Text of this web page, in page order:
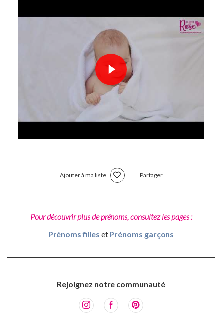
Ajouter à ma liste Partager
Pour découvrir plus de prénoms, consultez les pages :
Prénoms filles et Prénoms garçons
Rejoignez notre communauté